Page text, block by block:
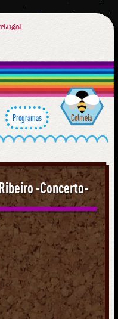
Programas Colmeia
-Concerto-